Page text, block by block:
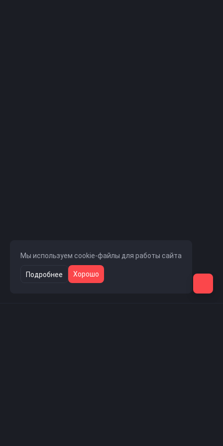
Мы используем cookie-файлы для работы сайта
Подробнее Хорошо